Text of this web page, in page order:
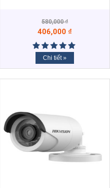
580,000₫
406,000 ₫
Chi tiết »